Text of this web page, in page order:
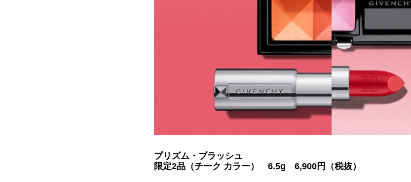
プリズム・ブラッシュ
限定2品（チーク カラー） 6.5g 6,900円（税抜）